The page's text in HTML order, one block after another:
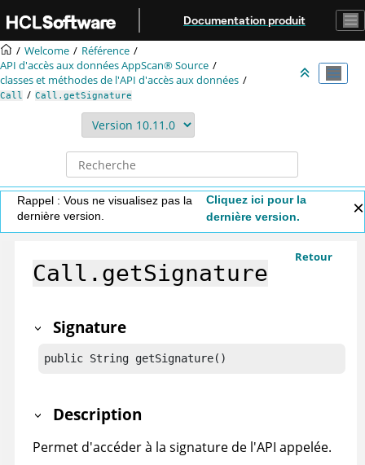
Aller au contenu principal
Documentation produit
Welcome
Référence
API d'accès aux donnéesAppScan® Source
classes et méthodes de l'API d'accès aux données
Call Call.getSignature
Rappel : Vous ne visualisez pas la
dernière version.
Cliquez ici pour la
dernière version.
Retour
Call.getSignature
Signature
public String getSignature()
Description
Permet d'accéder à la signature de l'API appelée.